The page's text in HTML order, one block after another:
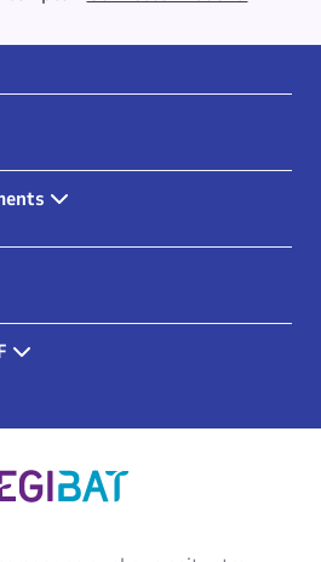
accueil